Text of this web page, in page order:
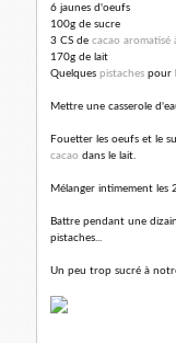
6 jaunes d'oeufs
100g de sucre
3 CS de cacao aromatisé
170g de lait
Quelques pistaches pour
Mettre une casserole
Fouetter les oeufs et le
cacao dans le lait.
Mélanger intimement les
Battre pendant une
pistaches...
Un peu trop sucré à